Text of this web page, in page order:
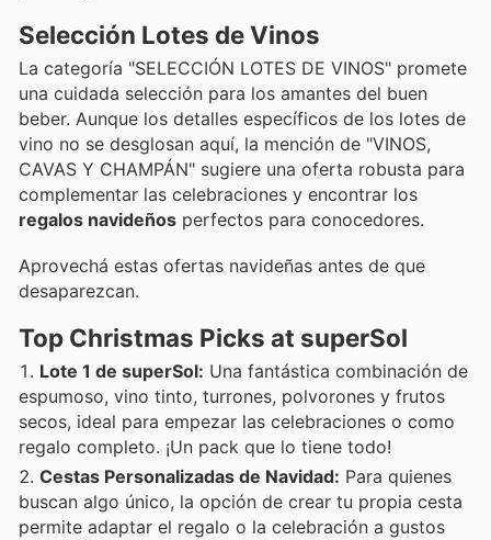
Selección Lotes de Vinos
La categoría "SELECCIÓN LOTES DE VINOS" promete
una cuidada selección para los amantes del buen
beber. Aunque los detalles específicos de los lotes de
vino no se desglosan aquí, la mención de "VINOS,
CAVAS Y CHAMPÁN" sugiere una oferta robusta para
complementar las celebraciones y encontrar los
regalos navideños perfectos para conocedores.
Aprovechá estas ofertas navideñas antes de que
desaparezcan.
Top Christmas Picks at superSol
Lote 1 de superSol: Una fantástica combinación de
espumoso, vino tinto, turrones, polvorones y frutos
secos, ideal para empezar las celebraciones o como
regalo completo. ¡Un pack que lo tiene todo!
Cestas Personalizadas de Navidad: Para quienes
buscan algo único, la opción de crear tu propia cesta
permite adaptar el regalo o la celebración a gustos